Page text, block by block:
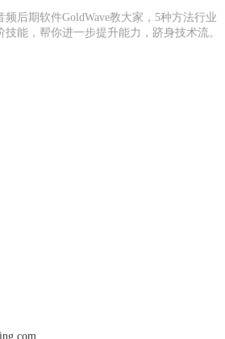
频后期软件GoldWave教大家，5种方法行业
技能，帮你进一步提升能力，跻身技术流。